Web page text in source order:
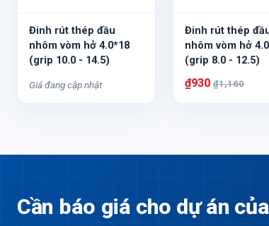
Đinh rút thép đầu
nhôm vòm hở 4.0*18
(grip 10.0 - 14.5)
Giá đang cập nhật
Đinh rút thép
nhôm vòm hở
(grip 8.0 - 12.5)
₫930 ₫1,160
Cần báo giá cho dự án